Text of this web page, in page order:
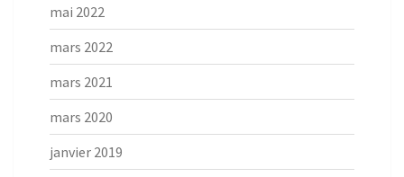
mai 2022
mars 2022
mars 2021
mars 2020
janvier 2019